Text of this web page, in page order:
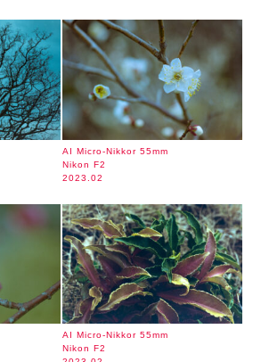
AI Micro-Nikkor 55mm
Nikon F2
2023.02
AI Micro-Nikkor 55mm
Nikon F2